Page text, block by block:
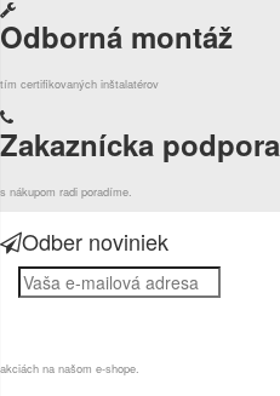
Odborná montáž
tím certifikovaných inštalatérov
Zakaznícka podpora
s nákupom radi poradíme.
Odber noviniek
akciách na našom e-shope.